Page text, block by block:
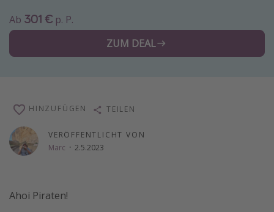
Alle Reisethemen
Wochenendtrip
Strandurlaub
Hotels in Amsterdam
Ab 301 € p. P.
ZUM DEAL
VERÖFFENTLICHT VON
Marc · 2.5.2023
HINZUFÜGEN TEILEN
Ahoi Piraten!